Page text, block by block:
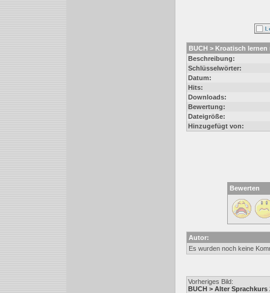
BUCH > Kroatisch lernen
Beschreibung:
Schlüsselwörter:
Datum:
Hits:
Downloads:
Bewertung:
Dateigröße:
Hinzugefügt von:
Bewerten
Autor:
Es wurden noch keine
Vorheriges Bild:
BUCH > Alter Sprachkurs